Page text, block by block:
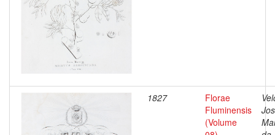
1827
Florae
Fluminensis
(Volume